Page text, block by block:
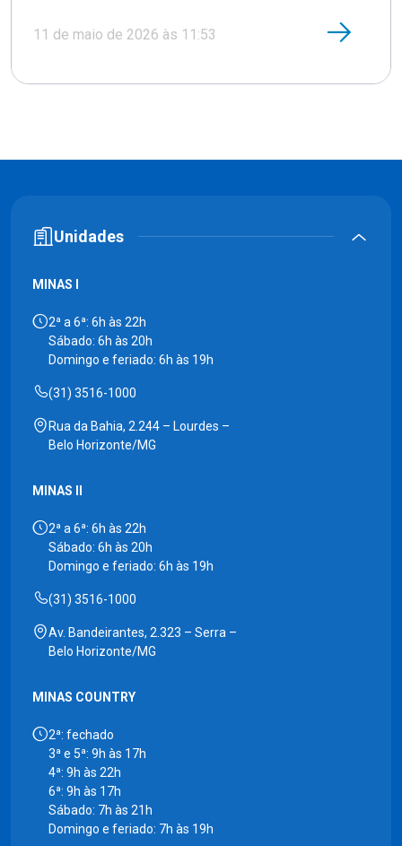
11 de maio de 2026 às 11:53
Unidades
MINAS I
2ª a 6ª: 6h às 22h
Sábado: 6h às 20h
Domingo e feriado: 6h às 19h
(31) 3516-1000
Rua da Bahia, 2.244 – Lourdes –
Belo Horizonte/MG
MINAS II
2ª a 6ª: 6h às 22h
Sábado: 6h às 20h
Domingo e feriado: 6h às 19h
(31) 3516-1000
Av. Bandeirantes, 2.323 – Serra –
Belo Horizonte/MG
MINAS COUNTRY
2ª: fechado
3ª e 5ª: 9h às 17h
4ª: 9h às 22h
6ª: 9h às 17h
Sábado: 7h às 21h
Domingo e feriado: 7h às 19h